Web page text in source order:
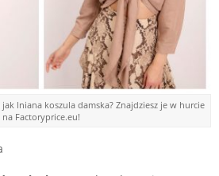
lniana koszula damska? Znajdziesz je w hurcie
na Factoryprice.eu!